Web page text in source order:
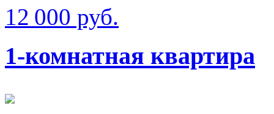
12 000 руб.
1-комнатная квартира